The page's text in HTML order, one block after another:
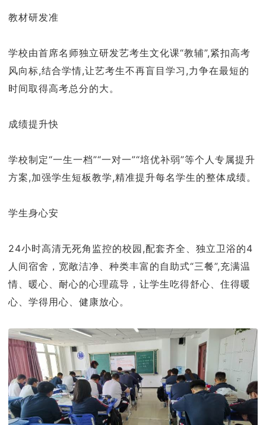
教材研发准
学校由首席名师独立研发艺考生文化课“教辅”,紧扣高考
风向标,结合学情,让艺考生不再盲目学习,力争在最短的
时间取得高考总分的大。
成绩提升快
学校制定“一生一档”“一对一”“培优补弱”等个人专属提升
方案,加强学生短板教学,精准提升每名学生的整体成绩。
学生身心安
24小时高清无死角监控的校园,配套齐全、独立卫浴的4
人间宿舍，宽敞洁净、种类丰富的自助式“三餐”,充满温
情、暖心、耐心的心理疏导，让学生吃得舒心、住得暖
心、学得用心、健康放心。